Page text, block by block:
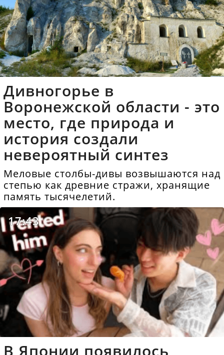
Дивногорье в
Воронежской области - это
место, где природа и
история создали
невероятный синтез
Меловые столбы-дивы возвышаются над
степью как древние стражи, хранящие
память тысячелетий.
17:43
В Японии появилось